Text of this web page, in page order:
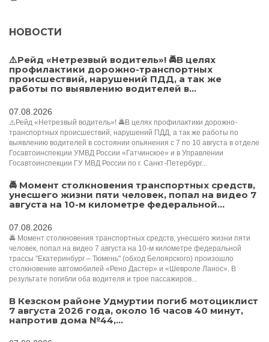
НОВОСТИ
⚠️Рейд «Нетрезвый водитель»! 🚔В целях
профилактики дорожно-транспортных
происшествий, нарушений ПДД, а так же
работы по выявлению водителей в...
07.08.2026
⚠️Рейд «Нетрезвый водитель»! 🚔В целях профилактики дорожно-
транспортных происшествий, нарушений ПДД, а так же работы по
выявлению водителей в состоянии опьянения с 7 по 10 августа в отделе
Госавтоинспекции УМВД России «Гатчинское» и в Управлении
Госавтоинспекции ГУ МВД России по г. Санкт-Петербург...
🚔 Момент столкновения транспортных средств,
унесшего жизни пяти человек, попал на видео 7
августа на 10-м километре федеральной...
07.08.2026
🚔 Момент столкновения транспортных средств, унесшего жизни пяти
человек, попал на видео 7 августа на 10-м километре федеральной
трассы "Екатеринбург – Тюмень" (обход Белоярского) произошло
столкновение автомобилей «Рено Дастер» и «Шевроле Ланос». В
результате погибли оба водителя и трое пассажиров...
В Кезском районе Удмуртии погиб мотоциклист
7 августа 2026 года, около 16 часов 40 минут,
напротив дома №44,...